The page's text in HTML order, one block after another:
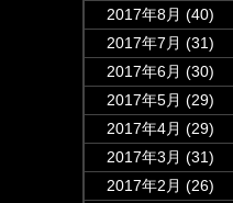
2017年8月 (40)
2017年7月 (31)
2017年6月 (30)
2017年5月 (29)
2017年4月 (29)
2017年3月 (31)
2017年2月 (26)